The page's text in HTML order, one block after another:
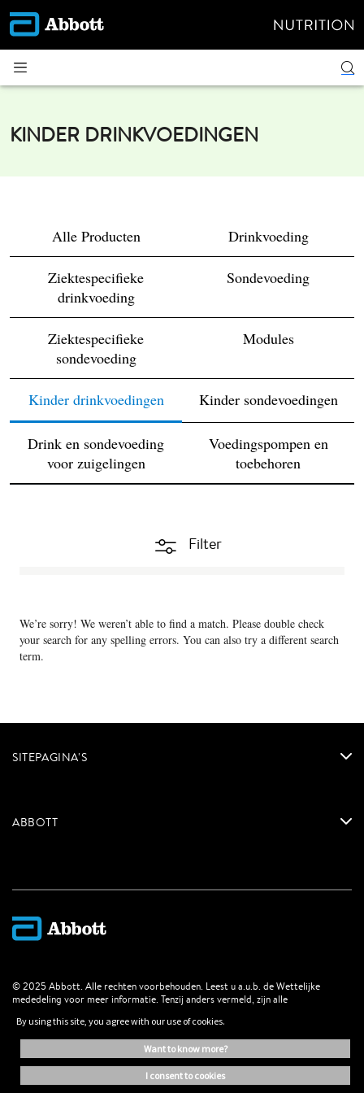
KINDER DRINKVOEDINGEN
Alle Producten Drinkvoeding
Ziektespecifieke
drinkvoeding
Sondevoeding
Ziektespecifieke
sondevoeding
Modules
Kinder drinkvoedingen Kinder sondevoedingen
Drink en sondevoeding
voor zuigelingen
Voedingspompen en
toebehoren
Filter
We’re sorry! We weren’t able to find a match. Please double check
your search for any spelling errors. You can also try a different search
term.
SITEPAGINA'S
ABBOTT
© 2025 Abbott. Alle rechten voorbehouden. Leest u a.u.b. de Wettelijke
mededeling voor meer informatie. Tenzij anders vermeld, zijn alle
eigendom van of gegeven in licentie van Abbott, haar dochterondernemingen
of filialen. Abbott handelsmerken, handelsnamen of beeldmerken vermeld op
deze internetsite mogen niet gebruikt worden zonder schriftelijke autorisatie,
tenzij het dient ter identificatie van een bepaald product of diensten.
By using this site, you agree with our use of cookies.
want to know more?
i consent to cookies